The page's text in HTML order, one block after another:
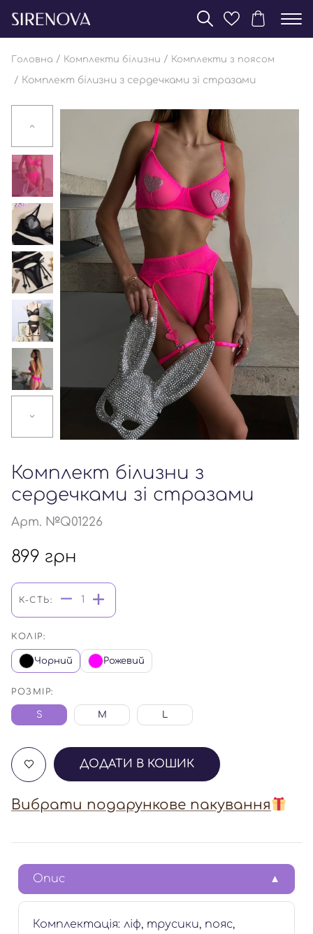
Головна / Комплекти білизни / Комплекти з поясом
/ Комплект білизни з сердечками зі стразами
Комплект білизни з
сердечками зі стразами
Арт. №Q01226
899 грн
К-СТЬ:
КОЛІР:
Чорний Рожевий
РОЗМІР:
S M L
ДОДАТИ В КОШИК
Вибрати подарункове пакування
Опис
Комплектація: ліф, трусики, пояс,